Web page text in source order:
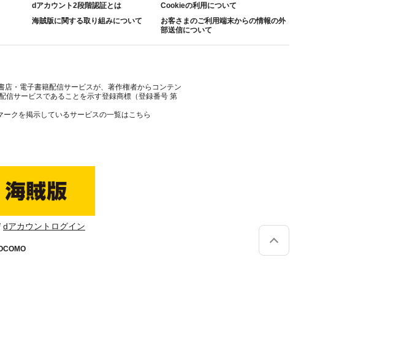
dアカウント2段階認証とは
Cookieの利用について
海賊版に関する取り組みについて
お客さまのご利用端末からの情報の外
部送信について
店・電子書籍配信サービスが、著作権者からコンテン
信サービスであることを示す登録商標（登録番号 第
クを掲示しているサービスの一覧はこちら
dアカウントログイン